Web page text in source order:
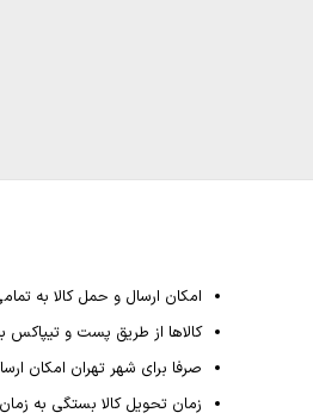
امکان ارسال و حمل کالا به
کالاها از طریق پست و
صرفا برای شهر تهران امکان
زمان تحویل کالا بستگی به زمان سفارش،